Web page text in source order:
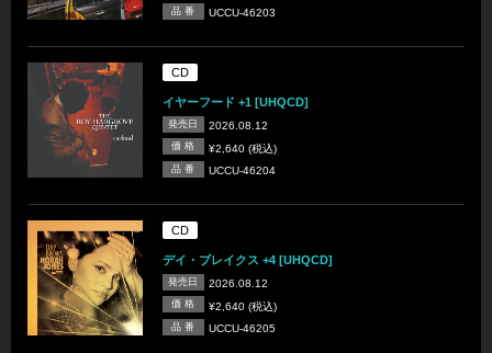
品 番 UCCU-46203
CD
イヤーフード +1 [UHQCD]
発売日 2026.08.12
価 格 ¥2,640 (税込)
品 番 UCCU-46204
CD
デイ・ブレイクス +4 [UHQCD]
発売日 2026.08.12
価 格 ¥2,640 (税込)
品 番 UCCU-46205